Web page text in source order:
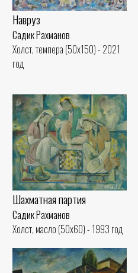
Навруз
Садик Рахманов
Холст, темпера (50x150) - 2021
год
Шахматная партия
Садик Рахманов
Холст, масло (50x60) - 1993 год